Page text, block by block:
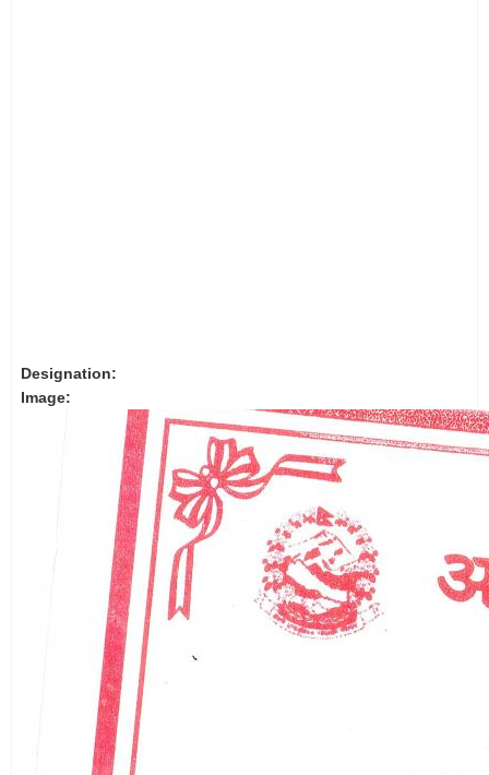
Designation:
Image: